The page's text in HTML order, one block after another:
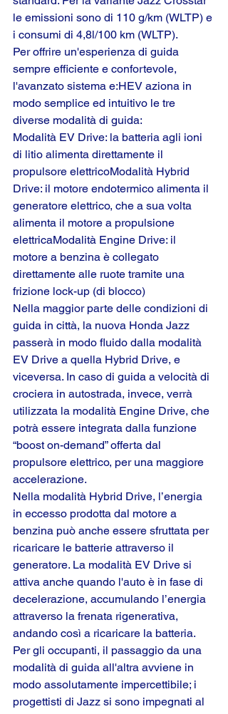
le emissioni sono di 110 g/km (WLTP) e
i consumi di 4,8l/100 km (WLTP).
Per offrire un'esperienza di guida
sempre efficiente e confortevole,
l'avanzato sistema e:HEV aziona in
modo semplice ed intuitivo le tre
diverse modalità di guida:
Modalità EV Drive: la batteria agli ioni
di litio alimenta direttamente il
propulsore elettricoModalità Hybrid
Drive: il motore endotermico alimenta il
generatore elettrico, che a sua volta
alimenta il motore a propulsione
elettricaModalità Engine Drive: il
motore a benzina è collegato
direttamente alle ruote tramite una
frizione lock-up (di blocco)
Nella maggior parte delle condizioni di
guida in città, la nuova Honda Jazz
passerà in modo fluido dalla modalità
EV Drive a quella Hybrid Drive, e
viceversa. In caso di guida a velocità di
crociera in autostrada, invece, verrà
utilizzata la modalità Engine Drive, che
potrà essere integrata dalla funzione
“boost on-demand” offerta dal
propulsore elettrico, per una maggiore
accelerazione.
Nella modalità Hybrid Drive, l’energia
in eccesso prodotta dal motore a
benzina può anche essere sfruttata per
ricaricare le batterie attraverso il
generatore. La modalità EV Drive si
attiva anche quando l'auto è in fase di
decelerazione, accumulando l’energia
attraverso la frenata rigenerativa,
andando così a ricaricare la batteria.
Per gli occupanti, il passaggio da una
modalità di guida all'altra avviene in
modo assolutamente impercettibile; i
progettisti di Jazz si sono impegnati al